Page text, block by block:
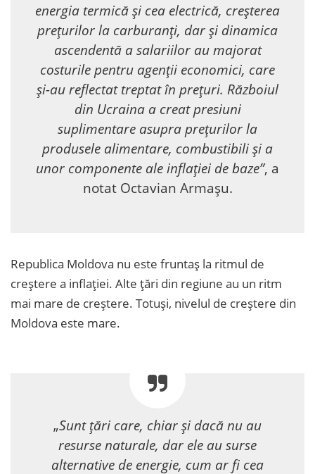
energia termică și cea electrică, creșterea
prețurilor la carburanți, dar și dinamica
ascendentă a salariilor au majorat
costurile pentru agenții economici, care
și-au reflectat treptat în prețuri. Războiul
din Ucraina a creat presiuni
suplimentare asupra prețurilor la
produsele alimentare, combustibili și a
unor componente ale inflației de baze”, a
notat Octavian Armașu.
Republica Moldova nu este fruntaș la ritmul de
creștere a inflației. Alte țări din regiune au un ritm
mai mare de creștere. Totuși, nivelul de creștere din
Moldova este mare.
„Sunt țări care, chiar și dacă nu au
resurse naturale, dar ele au surse
alternative de energie, cum ar fi cea